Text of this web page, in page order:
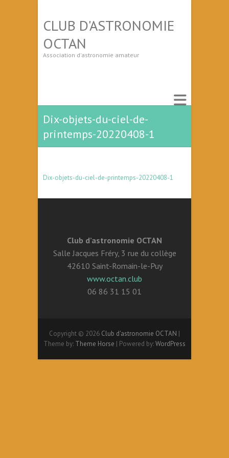
CLUB D'ASTRONOMIE
OCTAN
Association d'astronomie amateur
Dix-objets-du-ciel-de-
printemps-20220408-1
Dix-objets-du-ciel-de-printemps-20220408-1
Club d’astronomie OCTAN
Salle Jacques Fréry, 3 rue du collège
42610 Saint-Romain-le-Puy
www.octan.club
06 86 31 15 01
Copyright © 2026 Club d'astronomie OCTAN |
Theme by: Theme Horse | Powered by:WordPress